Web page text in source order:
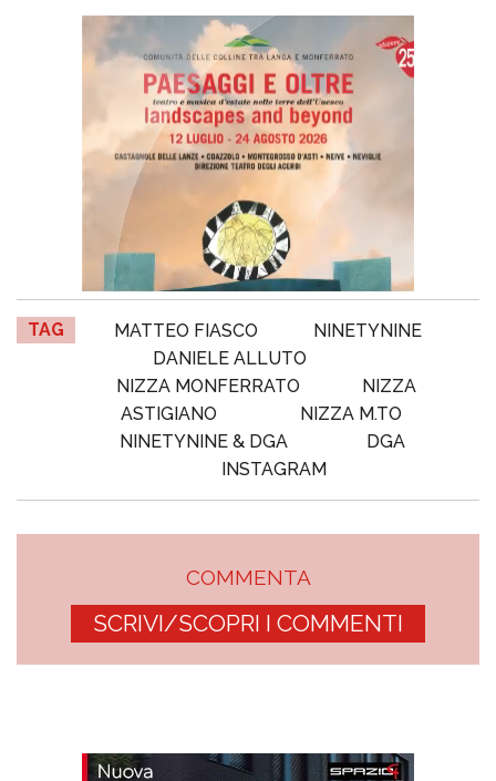
TAG MATTEO FIASCO
NINETYNINE
DANIELE ALLUTO
NIZZA MONFERRATO
NIZZA
ASTIGIANO
NIZZA M.TO
NINETYNINE & DGA
DGA
INSTAGRAM
COMMENTA
SCRIVI/SCOPRI I COMMENTI